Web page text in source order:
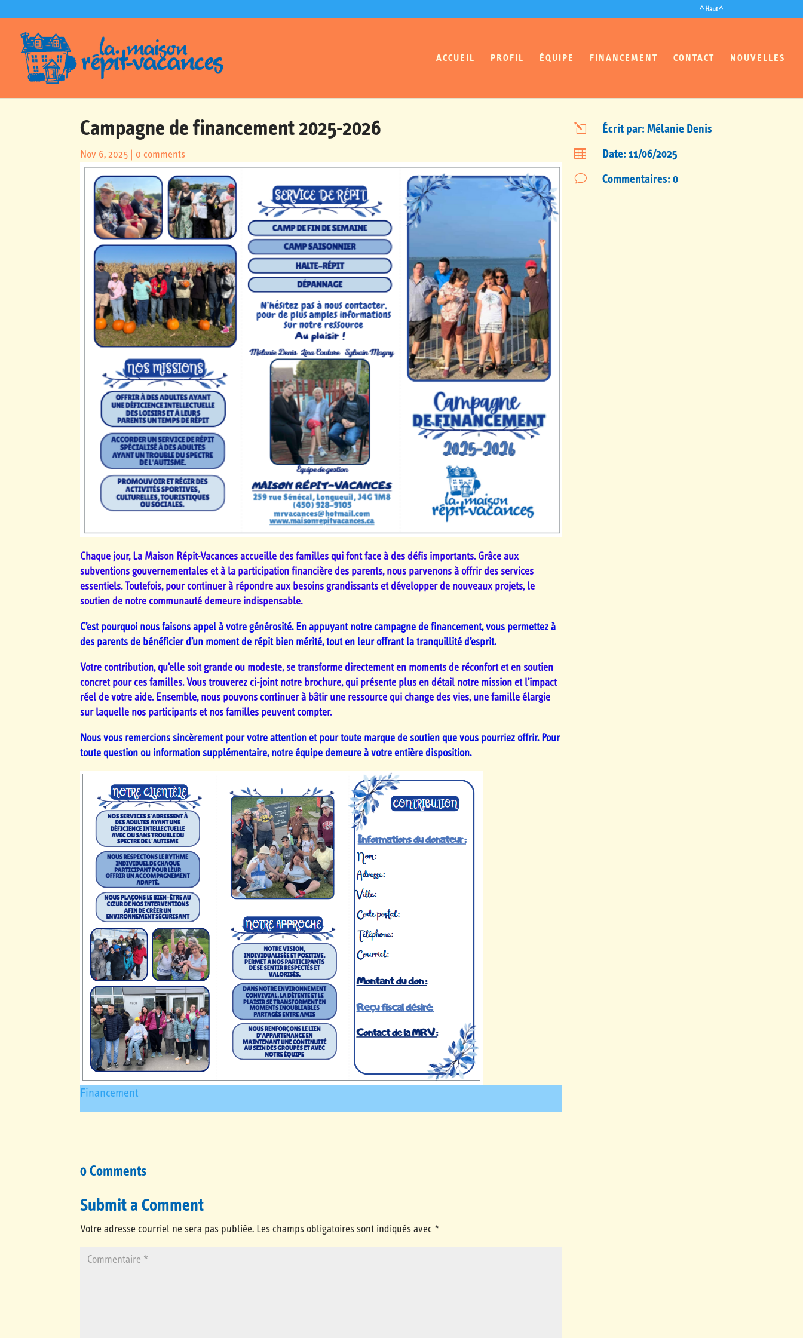
^ Haut ^
ACCUEIL PROFIL ÉQUIPE FINANCEMENT CONTACT NOUVELLES
Campagne de financement 2025-2026
Nov 6, 2025 0 comments
Chaque jour, La Maison Répit-Vacances accueille des familles qui font face à des défis importants. Grâce aux
subventions gouvernementales et à la participation financière des parents, nous parvenons à offrir des services
essentiels. Toutefois, pour continuer à répondre aux besoins grandissants et développer de nouveaux projets, le
soutien de notre communauté demeure indispensable.
C’est pourquoi nous faisons appel à votre générosité. En appuyant notre campagne de financement, vous permettez à
des parents de bénéficier d’un moment de répit bien mérité, tout en leur offrant la tranquillité d’esprit.
Votre contribution, qu’elle soit grande ou modeste, se transforme directement en moments de réconfort et en soutien
concret pour ces familles. Vous trouverez ci-joint notre brochure, qui présente plus en détail notre mission et l’impact
réel de votre aide. Ensemble, nous pouvons continuer à bâtir une ressource qui change des vies, une famille élargie
sur laquelle nos participants et nos familles peuvent compter.
Nous vous remercions sincèrement pour votre attention et pour toute marque de soutien que vous pourriez offrir. Pour
toute question ou information supplémentaire, notre équipe demeure à votre entière disposition.
Financement
0 Comments
Submit a Comment
Votre adresse courriel ne sera pas publiée. Les champs obligatoires sont indiqués avec *
l Écrit par: Mélanie Denis
 Date: 11/06/2025
v Commentaires: 0